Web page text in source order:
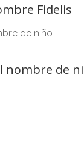
Fidelis
de niño
nombre de